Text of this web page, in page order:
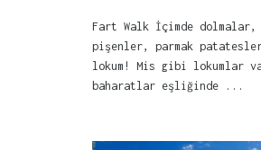
Fart Walk İçimde
pişenler, parmak
lokum! Mis gibi lokumlar
baharatlar eşliğinde ...